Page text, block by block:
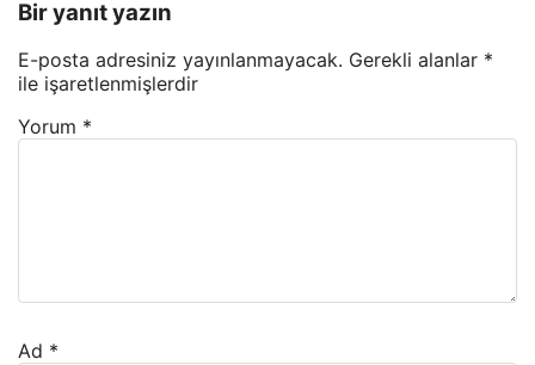
Bir yanıt yazın
E-posta adresiniz yayınlanmayacak. Gerekli alanlar *
ile işaretlenmişlerdir
Yorum *
Ad *